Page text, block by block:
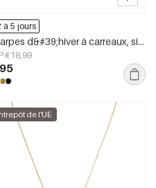
à 5 jours
Écharpes d&#39;hiver à carreaux, simples, en polyester, accessoires du quotidien
€18,99
de l'UE